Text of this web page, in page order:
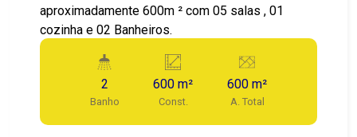
aproximadamente 600m ² com 05 salas , 01
cozinha e 02 Banheiros.
2
Banho
600 m²
Const.
600 m²
A. Total